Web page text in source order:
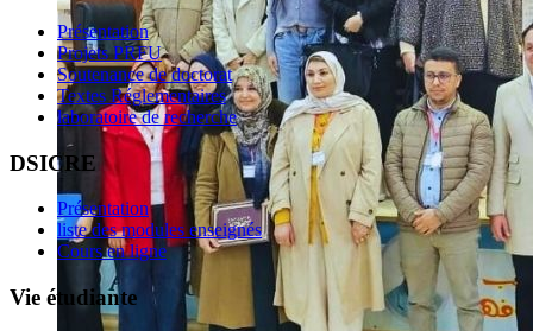
Présentation
Projets PRFU
Soutenance de doctorat
Textes Réglementaires
laboratoire de recherche
DSICRE
Présentation
liste des modules enseignés
Cours en ligne
Vie étudiante